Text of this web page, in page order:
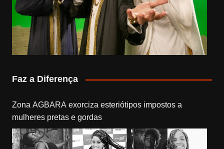
Faz a Diferença
Zona AGBARA exorciza esteriótipos impostos a
mulheres pretas e gordas